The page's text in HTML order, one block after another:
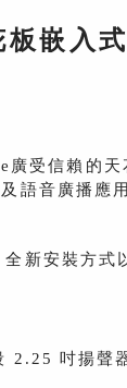
嵌入
廣受信賴的
語音廣播應
新安裝方
2.25 吋揚聲